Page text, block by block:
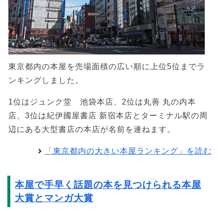
東京都内の本屋を売場面積の広い順に上位5位までラ
ンキングしました。
1位はジュンク堂 池袋本店、2位は丸善 丸の内本
店、3位は紀伊國屋書店 新宿本店とターミナル駅の周
辺にある大型書店の本店が名前を連ねます。
「東京都内の大きい本屋ランキング」を読む
本屋で手早く話題の本を見つけられる本屋
大賞とマンガ大賞